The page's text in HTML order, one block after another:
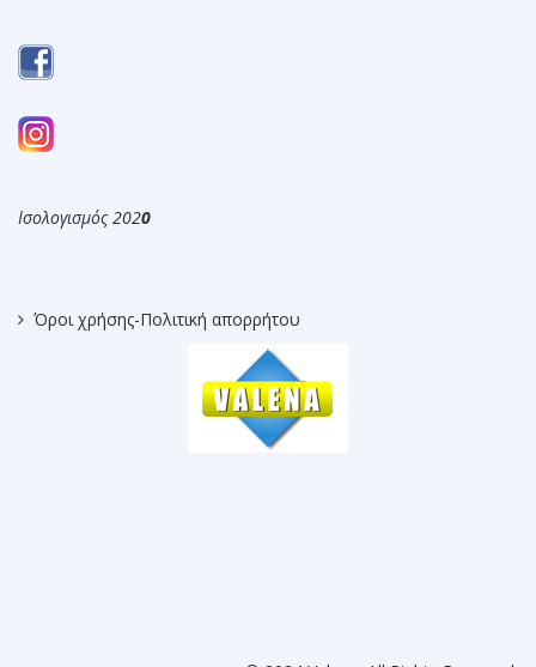
Ισολογισμός 2020
Όροι χρήσης-Πολιτική απορρήτου